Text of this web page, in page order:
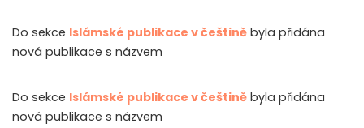
Do sekce Islámské publikace v češtině byla přidána
nová publikace s názvem
Do sekce Islámské publikace v češtině byla přidána
nová publikace s názvem